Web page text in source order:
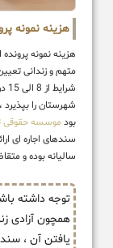
هزینه نمونه
هزینه نمونه
متهم و زندانی
بود موسسه حقوقی
سندهای اجاره ای
سالیانه بوده و
توجه داشته
همچون آزادی
یافتن آن ،